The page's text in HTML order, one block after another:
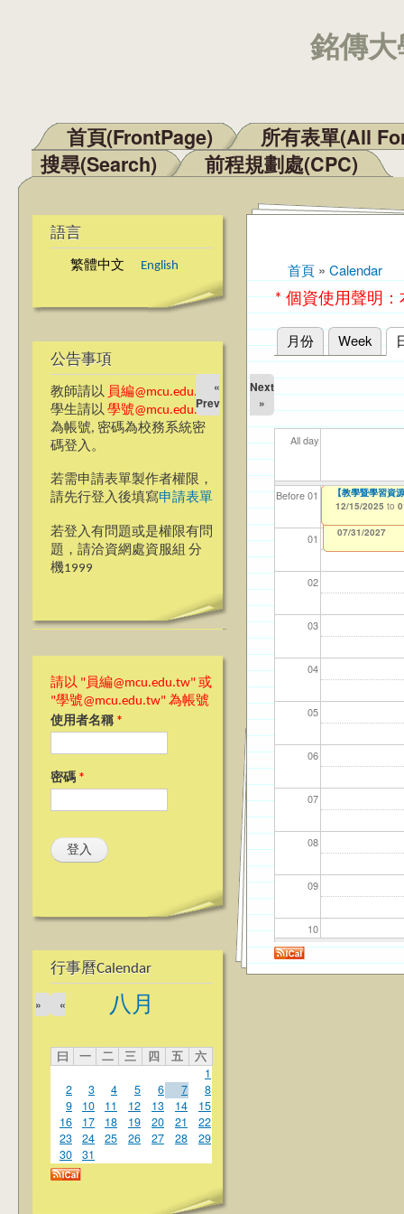
銘傳
主選單
首頁(FrontPage)
所有表單(All
搜尋(Search)
前程規劃處(CPC)
語言
繁體中文 English
公告事項
教師請以 員編@mcu.edu.tw
學生請以 學號@mcu.edu.tw
為帳號, 密碼為校務系統密
碼登入。
若需申請表單製作者權限，
請先行登入後填寫申請表單
若登入有問題或是權限有問
題，請洽資網處資服組 分
機1999
請以 "員編@mcu.edu.tw" 或
"學號@mcu.edu.tw" 為帳號
使用者名稱 *
密碼 *
行事曆Calendar
八月
«
»
曰 一 二 三 四 五
六
1
2
3 4 5 6 7
8
9
10 11 12 13 14
15
16
17 18 19 20 21
22
23
24 25 26 27 28
29
30
31
您在這裡
首頁 » Calendar
* 個資使用聲明
主要索引標籤
月份 Week
«
Prev
Next
»
All day
Before 01
01
02
03
04
05
06
07
08
09
10
11
【資網處】
整合系統～表單
12/31/2027
【財務處】工讀
11/12/2021 to
【財務處】漏打
錄
07/31/2027
114
04/
114
02/
114
03/
【學
07/
114
09/
114(下)職場實
12/15/2025 to
【教學暨學習資
12/15/2025 to